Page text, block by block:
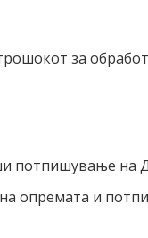
за
потпишување на
опремата и